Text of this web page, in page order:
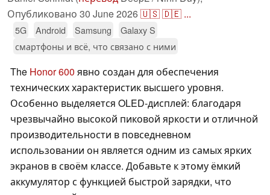
Опубликовано 30 June 2026🇺🇸🇩🇪 ...
5G Android Samsung
Galaxy S
смартфоны и всё, что связано с ними
The Honor 600 явно создан для обеспечения
технических характеристик высшего уровня.
Особенно выделяется OLED-дисплей: благодаря
чрезвычайно высокой пиковой яркости и отличной
производительности в повседневном
использовании он является одним из самых ярких
экранов в своём классе. Добавьте к этому ёмкий
аккумулятор с функцией быстрой зарядки, что